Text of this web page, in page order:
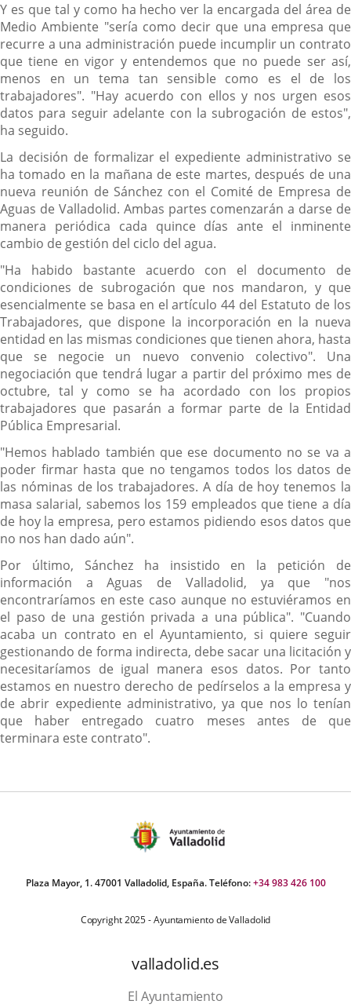
Y es que tal y como ha hecho ver la encargada del área de
Medio Ambiente "sería como decir que una empresa que
recurre a una administración puede incumplir un contrato
que tiene en vigor y entendemos que no puede ser así,
menos en un tema tan sensible como es el de los
trabajadores". "Hay acuerdo con ellos y nos urgen esos
datos para seguir adelante con la subrogación de estos",
ha seguido.
La decisión de formalizar el expediente administrativo se
ha tomado en la mañana de este martes, después de una
nueva reunión de Sánchez con el Comité de Empresa de
Aguas de Valladolid. Ambas partes comenzarán a darse de
manera periódica cada quince días ante el inminente
cambio de gestión del ciclo del agua.
"Ha habido bastante acuerdo con el documento de
condiciones de subrogación que nos mandaron, y que
esencialmente se basa en el artículo 44 del Estatuto de los
Trabajadores, que dispone la incorporación en la nueva
entidad en las mismas condiciones que tienen ahora, hasta
que se negocie un nuevo convenio colectivo". Una
negociación que tendrá lugar a partir del próximo mes de
octubre, tal y como se ha acordado con los propios
trabajadores que pasarán a formar parte de la Entidad
Pública Empresarial.
"Hemos hablado también que ese documento no se va a
poder firmar hasta que no tengamos todos los datos de
las nóminas de los trabajadores. A día de hoy tenemos la
masa salarial, sabemos los 159 empleados que tiene a día
de hoy la empresa, pero estamos pidiendo esos datos que
no nos han dado aún".
Por último, Sánchez ha insistido en la petición de
información a Aguas de Valladolid, ya que "nos
encontraríamos en este caso aunque no estuviéramos en
el paso de una gestión privada a una pública". "Cuando
acaba un contrato en el Ayuntamiento, si quiere seguir
gestionando de forma indirecta, debe sacar una licitación y
necesitaríamos de igual manera esos datos. Por tanto
estamos en nuestro derecho de pedírselos a la empresa y
de abrir expediente administrativo, ya que nos lo tenían
que haber entregado cuatro meses antes de que
terminara este contrato".
Plaza Mayor, 1. 47001 Valladolid, España. Teléfono:+34 983 426 100
Copyright 2025 - Ayuntamiento de Valladolid
valladolid.es
El Ayuntamiento